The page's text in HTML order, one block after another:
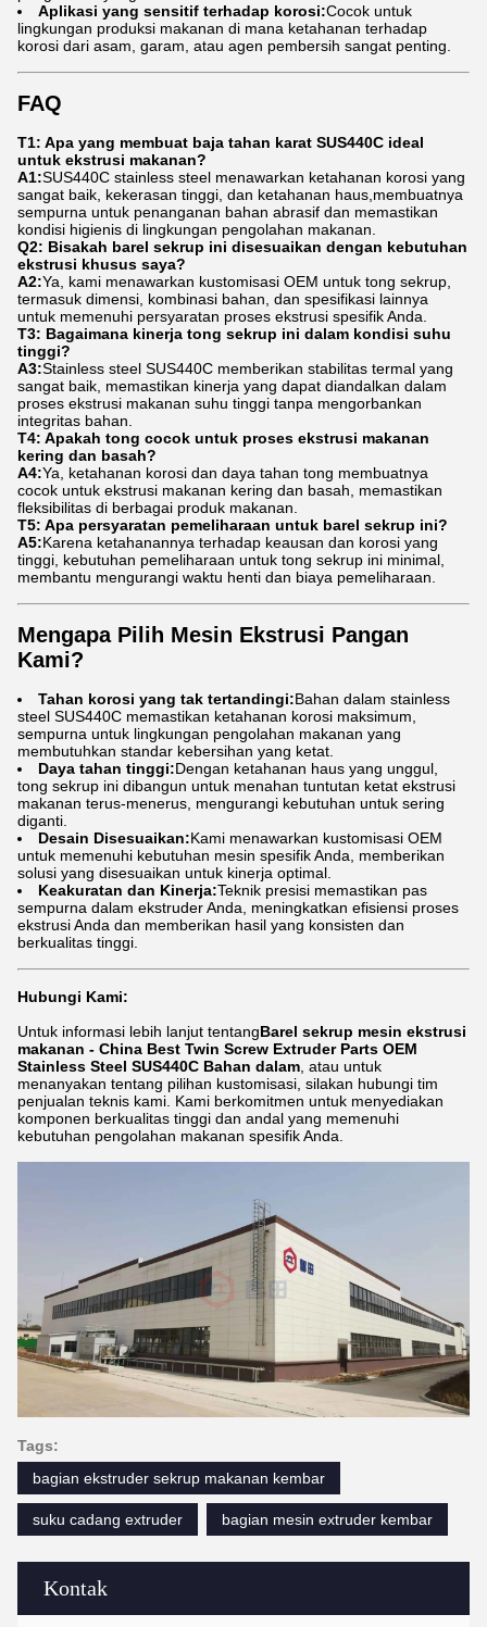
Kontak
Aplikasi yang sensitif terhadap korosi:Cocok untuk
lingkungan produksi makanan di mana ketahanan terhadap
korosi dari asam, garam, atau agen pembersih sangat penting.
FAQ
T1: Apa yang membuat baja tahan karat SUS440C ideal
untuk ekstrusi makanan?
A1:SUS440C stainless steel menawarkan ketahanan korosi yang
sangat baik, kekerasan tinggi, dan ketahanan haus,membuatnya
sempurna untuk penanganan bahan abrasif dan memastikan
kondisi higienis di lingkungan pengolahan makanan.
Q2: Bisakah barel sekrup ini disesuaikan dengan kebutuhan
ekstrusi khusus saya?
A2:Ya, kami menawarkan kustomisasi OEM untuk tong sekrup,
termasuk dimensi, kombinasi bahan, dan spesifikasi lainnya
untuk memenuhi persyaratan proses ekstrusi spesifik Anda.
T3: Bagaimana kinerja tong sekrup ini dalam kondisi suhu
tinggi?
A3:Stainless steel SUS440C memberikan stabilitas termal yang
sangat baik, memastikan kinerja yang dapat diandalkan dalam
proses ekstrusi makanan suhu tinggi tanpa mengorbankan
integritas bahan.
T4: Apakah tong cocok untuk proses ekstrusi makanan
kering dan basah?
A4:Ya, ketahanan korosi dan daya tahan tong membuatnya
cocok untuk ekstrusi makanan kering dan basah, memastikan
fleksibilitas di berbagai produk makanan.
T5: Apa persyaratan pemeliharaan untuk barel sekrup ini?
A5:Karena ketahanannya terhadap keausan dan korosi yang
tinggi, kebutuhan pemeliharaan untuk tong sekrup ini minimal,
membantu mengurangi waktu henti dan biaya pemeliharaan.
Mengapa Pilih Mesin Ekstrusi Pangan
Kami?
Tahan korosi yang tak tertandingi:Bahan dalam stainless
steel SUS440C memastikan ketahanan korosi maksimum,
sempurna untuk lingkungan pengolahan makanan yang
membutuhkan standar kebersihan yang ketat.
Daya tahan tinggi:Dengan ketahanan haus yang unggul,
tong sekrup ini dibangun untuk menahan tuntutan ketat ekstrusi
makanan terus-menerus, mengurangi kebutuhan untuk sering
diganti.
Desain Disesuaikan:Kami menawarkan kustomisasi OEM
untuk memenuhi kebutuhan mesin spesifik Anda, memberikan
solusi yang disesuaikan untuk kinerja optimal.
Keakuratan dan Kinerja:Teknik presisi memastikan pas
sempurna dalam ekstruder Anda, meningkatkan efisiensi proses
ekstrusi Anda dan memberikan hasil yang konsisten dan
berkualitas tinggi.
Hubungi Kami:
Untuk informasi lebih lanjut tentangBarel sekrup mesin ekstrusi
makanan - China Best Twin Screw Extruder Parts OEM
Stainless Steel SUS440C Bahan dalam, atau untuk
menanyakan tentang pilihan kustomisasi, silakan hubungi tim
penjualan teknis kami. Kami berkomitmen untuk menyediakan
komponen berkualitas tinggi dan andal yang memenuhi
kebutuhan pengolahan makanan spesifik Anda.
Tags:
bagian ekstruder sekrup makanan kembar
suku cadang extruder bagian mesin extruder kembar